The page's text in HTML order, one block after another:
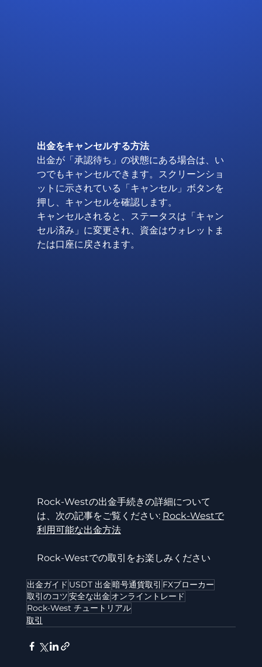
出金をキャンセルする方法
出金が「承認待ち」の状態にある場合は、い
つでもキャンセルできます。スクリーンショ
ットに示されている「キャンセル」ボタンを
押し、キャンセルを確認します。
キャンセルされると、ステータスは「キャン
セル済み」に変更され、資金はウォレットま
たは口座に戻されます。
Rock-Westの出金手続きの詳細について
は、次の記事をご覧ください: Rock-Westで
利用可能な出金方法
Rock-Westでの取引をお楽しみください
出金ガイド USDT 出金暗号通貨取引 FXブローカー
取引のコツ安全な出金 オンライントレード
Rock-West チュートリアル
取引